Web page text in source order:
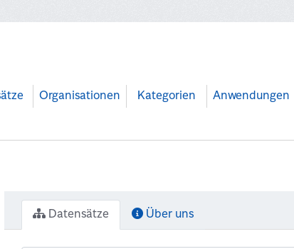
Organisationen Kategorien Anwendungen
Datensätze Über uns